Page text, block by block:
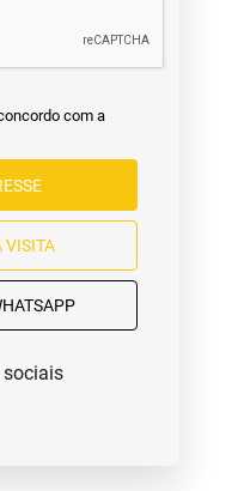
com a
UMA VISITA
sociais